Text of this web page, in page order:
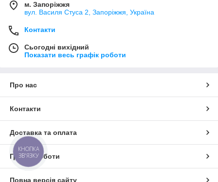
м. Запоріжжя
вул. Василя Стуса 2, Запоріжжя, Україна
Контакти
Сьогодні вихідний
Показати весь графік роботи
Про нас
Контакти
Доставка та оплата
Графік роботи
Повна версія сайту
КНОПКА
ЗВ'ЯЗКУ